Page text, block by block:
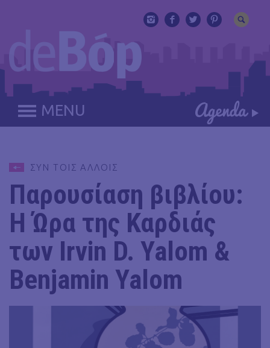
MENU
ΣΥΝ ΤΟΙΣ ΑΛΛΟΙΣ
Παρουσίαση βιβλίου:
Η Ώρα της Καρδιάς
των Irvin D. Yalom &
Benjamin Yalom